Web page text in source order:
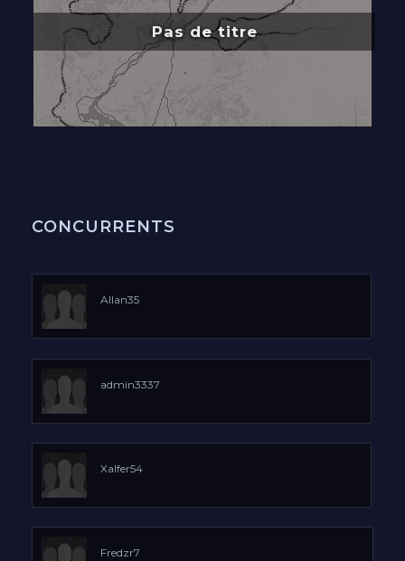
Pas de titre
CONCURRENTS
Allan35
admin3337
Xalfer54
Fredzr7